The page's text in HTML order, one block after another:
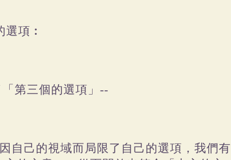
項︰
第三個的選項」--
自己的視域而局限了自己的選項，我們有